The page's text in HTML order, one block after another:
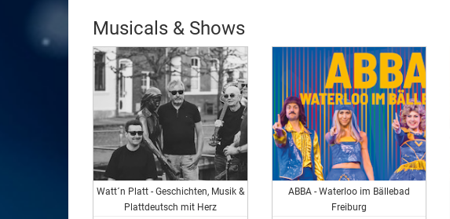
Musicals & Shows
Watt´n Platt - Geschichten, Musik &
Plattdeutsch mit Herz
ABBA - Waterloo im Bällebad
Freiburg